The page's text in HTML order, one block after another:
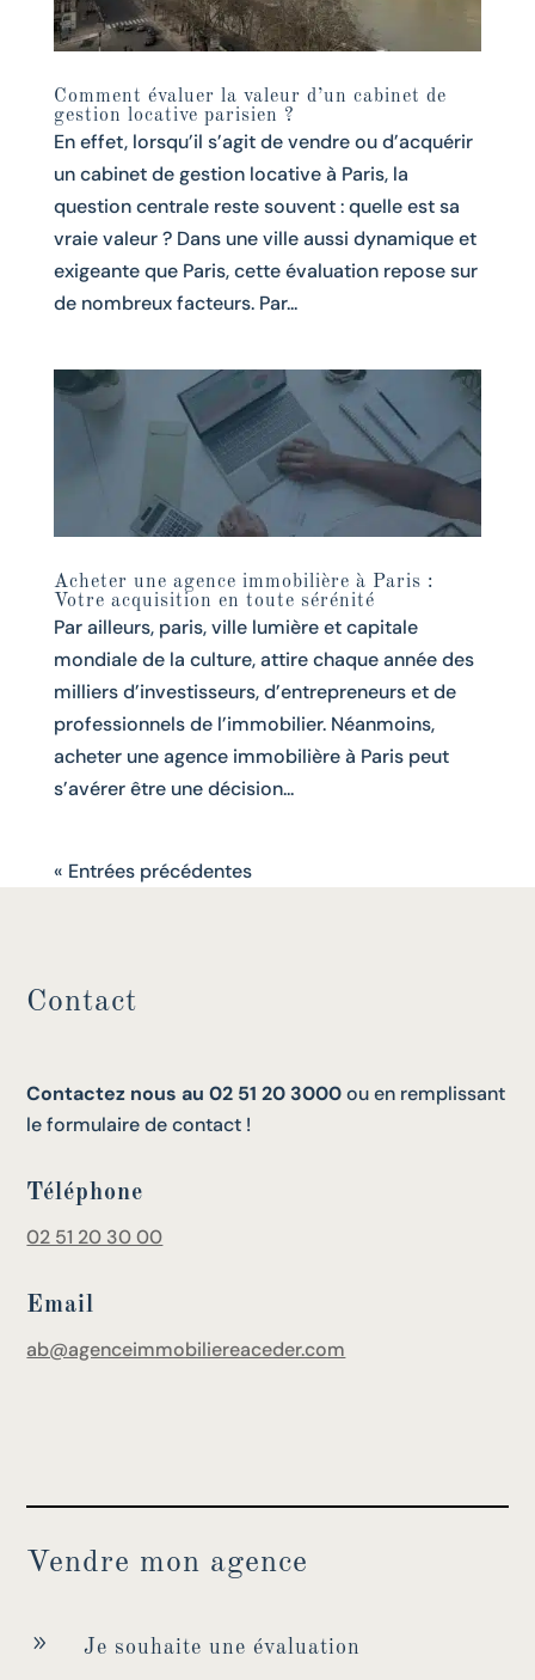
Comment évaluer la valeur d’un cabinet de
gestion locative parisien ?
En effet, lorsqu’il s’agit de vendre ou d’acquérir
un cabinet de gestion locative à Paris, la
question centrale reste souvent : quelle est sa
vraie valeur ? Dans une ville aussi dynamique et
exigeante que Paris, cette évaluation repose sur
de nombreux facteurs. Par...
Acheter une agence immobilière à Paris :
Votre acquisition en toute sérénité
Par ailleurs, paris, ville lumière et capitale
mondiale de la culture, attire chaque année des
milliers d’investisseurs, d’entrepreneurs et de
professionnels de l’immobilier. Néanmoins,
acheter une agence immobilière à Paris peut
s’avérer être une décision...
« Entrées précédentes
Contact
Contactez nous au 02 51 20 3000ou en remplissant
le formulaire de contact !
Téléphone
02 51 20 30 00
Email
ab@agenceimmobiliereaceder.com
Vendre mon agence
9 Je souhaite une évaluation